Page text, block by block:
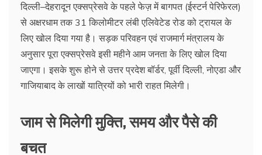
दिल्ली–देहरादून एक्सप्रेसवे के पहले फेज़ में बागपत (ईस्टर्न पेरिफेरल)
से अक्षरधाम तक 31 किलोमीटर लंबी एलिवेटेड रोड को ट्रायल के
लिए खोल दिया गया है। सड़क परिवहन एवं राजमार्ग मंत्रालय के
अनुसार पूरा एक्सप्रेसवे इसी महीने आम जनता के लिए खोल दिया
जाएगा। इसके शुरू होने से उत्तर प्रदेश बॉर्डर, पूर्वी दिल्ली, नोएडा और
गाजियाबाद के लाखों यात्रियों को भारी राहत मिलेगी।
जाम से मिलेगी मुक्ति, समय और पैसे की
बचत